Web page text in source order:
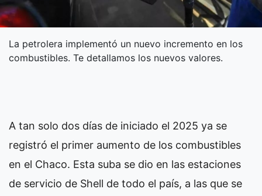
La petrolera implementó un nuevo incremento en los
combustibles. Te detallamos los nuevos valores.
A tan solo dos días de iniciado el 2025 ya se
registró el primer aumento de los combustibles
en el Chaco. Esta suba se dio en las estaciones
de servicio de Shell de todo el país, a las que se